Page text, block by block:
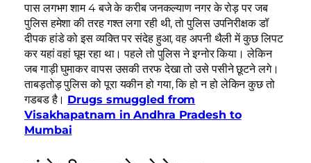
पास लगभग शाम 4 बजे के करीब जनकल्याण नगर के रोड़ पर जब
पुलिस हमेशा की तरह गश्त लगा रही थी, तो पुलिस उपनिरीक्षक डॉ
दीपक हांडे को इस व्यक्ति पर संदेह हुआ, वह अपनी थैली में कुछ लिपट
कर यहां वहां घूम रहा था। पहले तो पुलिस ने इग्नोर किया। लेकिन
जब गाड़ी घुमाकर वापस उसकी तरफ देखा तो उसे पसीने छूटने लगे।
ताबड़तोड़ पुलिस को पूरा यकीन हो गया, कि हो न हो लेकिन कुछ तो
गडबड है। Drugs smuggled from
Visakhapatnam in Andhra Pradesh to
Mumbai